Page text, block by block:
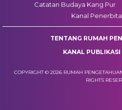
Catatan Budaya Kang Pur
Kanal
TENTANG RUMAH
KANAL
COPYRIGHT © 2026 RUMAH
RIGHTS